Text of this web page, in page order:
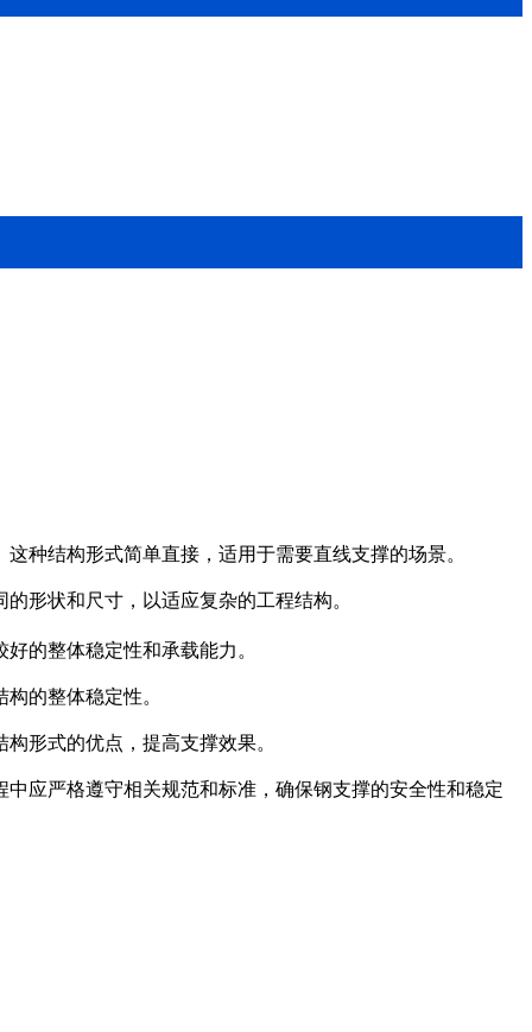
种结构形式简单直接，适用于需要直线支撑的场景。
形状和尺寸，以适应复杂的工程结构。
的整体稳定性和承载能力。
的整体稳定性。
形式的优点，提高支撑效果。
应严格遵守相关规范和标准，确保钢支撑的安全性和稳定